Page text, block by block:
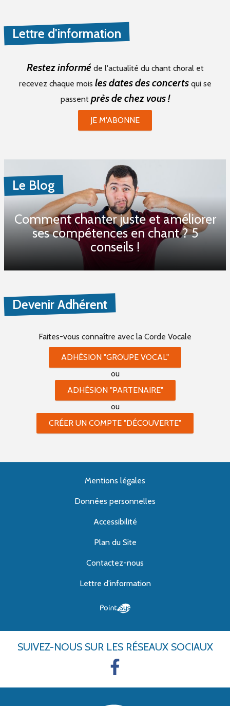
Lettre d'information
Restez informé de l'actualité du chant choral et
recevez chaque mois les dates des concertsqui se
passent près de chez vous !
JE M'ABONNE
Le Blog
Comment chanter juste et améliorer
ses compétences en chant ? 5
conseils !
Devenir Adhérent
Faites-vous connaître avec la Corde Vocale
ADHÉSION "GROUPE VOCAL"
ou
ADHÉSION "PARTENAIRE"
ou
CRÉER UN COMPTE "DÉCOUVERTE"
Mentions légales
Données personnelles
Accessibilité
Plan du Site
Contactez-nous
Lettre d'information
SUIVEZ-NOUS SUR LES RÉSEAUX SOCIAUX